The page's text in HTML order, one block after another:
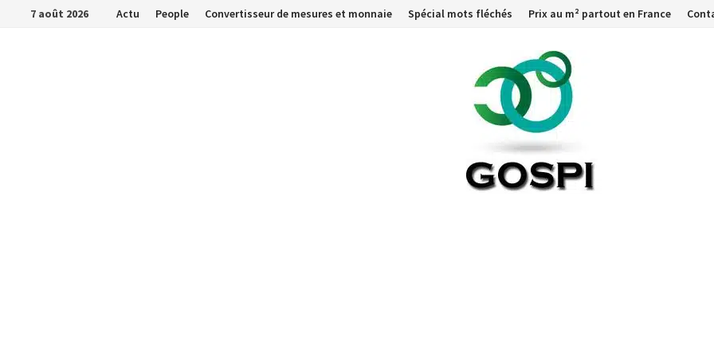
Passer7 août 2026 Actu People Convertisseur de mesures et monnaie Spécial mots fléchés Prix au m² partout en France